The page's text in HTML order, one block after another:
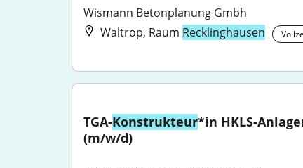
Wismann Betonplanung Gmbh
Waltrop, Raum Recklinghausen
TGA-Konstrukteur*in HKLS-
(m/w/d)